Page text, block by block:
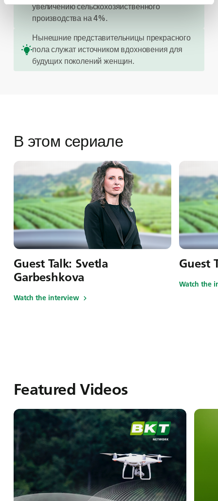
увеличению сельскохозяйственного
производства на 4%.
Нынешние представительницы прекрасного
пола служат источником вдохновения для
будущих поколений женщин.
В этом сериале
Guest Talk: Svetla
Garbeshkova
Watch the interview
Guest
Watch the
Featured Videos